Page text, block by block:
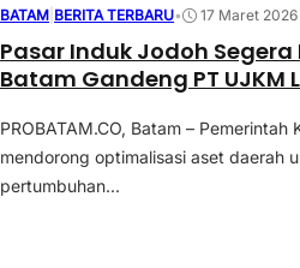
BATAM BERITA TERBARU• 17 Maret 2026
Pasar Induk Jodoh
Batam Gandeng PT UJKM
PROBATAM.CO, Batam –
mendorong optimalisasi aset daerah
pertumbuhan...